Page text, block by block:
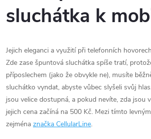
sluchátka k
Jejich eleganci a využití při telefonních
Zde zase špuntová sluchátka spíše tratí,
příposlechem (jako že obvykle ne), musíte
sluchátko vyndat, abyste vůbec slyšeli svůj
jsou velice dostupná, a pokud nevíte, zda jsou
jejich cena začíná na 500 Kč. Mezi tímto
zejména značka CellularLine.